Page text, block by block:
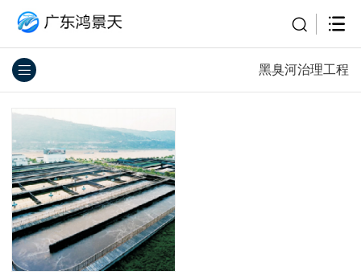
黑臭河治理工程